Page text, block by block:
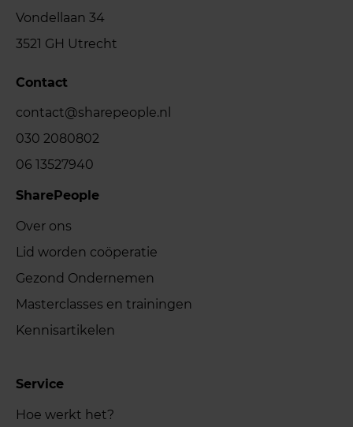
Vondellaan 34
3521 GH Utrecht
Contact
contact@sharepeople.nl
030 2080802
06 13527940
SharePeople
Over ons
Lid worden coöperatie
Gezond Ondernemen
Masterclasses en trainingen
Kennisartikelen
Service
Hoe werkt het?